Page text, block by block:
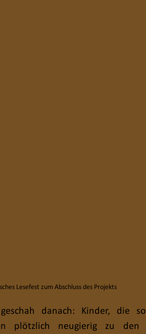
Lesefest zum Abschluss des Projekts
danach: Kinder, die
plötzlich neugierig zu den